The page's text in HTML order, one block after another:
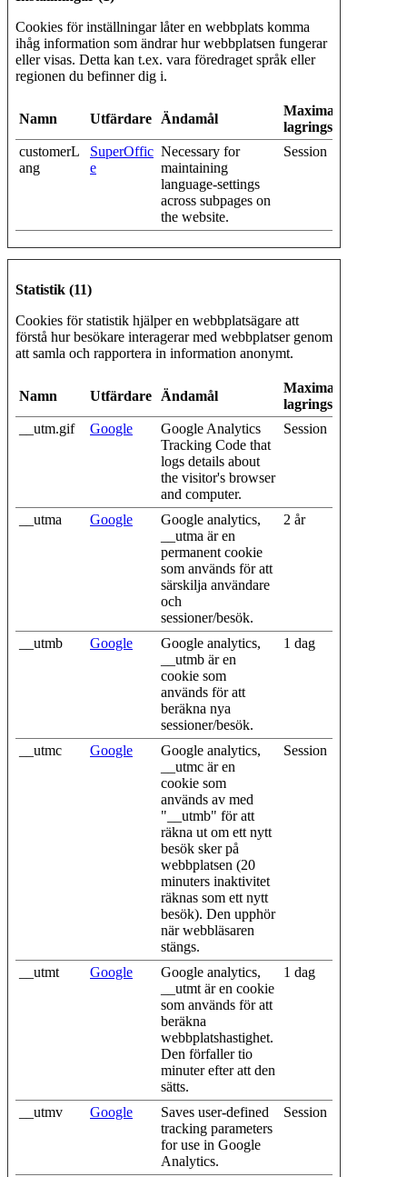
Cookies för inställningar låter en webbplats komma
ihåg information som ändrar hur webbplatsen fungerar
eller visas. Detta kan t.ex. vara föredraget språk eller
regionen du befinner dig i.
Namn Utfärdare Ändamål
Maximal
lagringstid
customerL
ang
SuperOffic
e
Necessary for
maintaining
language-settings
across subpages on
the website.
Session
Statistik (11)
Cookies för statistik hjälper en webbplatsägare att
förstå hur besökare interagerar med webbplatser genom
att samla och rapportera in information anonymt.
Namn Utfärdare Ändamål
Maximal
lagringstid
__utm.gif
Google
Google Analytics
Tracking Code that
logs details about
the visitor's browser
and computer.
Session
__utma Google
Google analytics,
__utma är en
permanent cookie
som används för att
särskilja användare
och
sessioner/besök.
2 år
__utmb Google
Google analytics,
__utmb är en
cookie som
används för att
beräkna nya
sessioner/besök.
1 dag
__utmc Google
Google analytics,
__utmc är en
cookie som
används av med
"__utmb" för att
räkna ut om ett nytt
besök sker på
webbplatsen (20
minuters inaktivitet
räknas som ett nytt
besök). Den upphör
när webbläsaren
stängs.
Session
__utmt Google
Google analytics,
__utmt är en cookie
som används för att
beräkna
webbplatshastighet.
Den förfaller tio
minuter efter att den
sätts.
1 dag
__utmv Google
Saves user-defined
tracking parameters
for use in Google
Analytics.
Session